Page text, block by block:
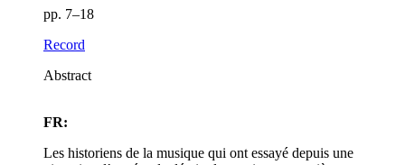
pp. 7–18
Record
Abstract
FR:
Les historiens de la musique qui ont essayé depuis une